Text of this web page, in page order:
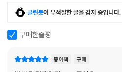
감이 들었어. 나 같은 게. 나 같은 바보가.”
서히 변해가는 과정은 그 자체로만으로도
클린봇이 부적절한 글을 감지 중입니다.
구매한줄평
종이책 구매